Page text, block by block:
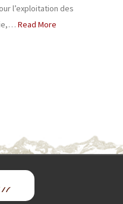
l’exploitation des
Read More